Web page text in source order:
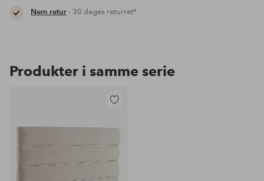
Nem retur- 30 dages returret*
Produkter i samme serie
favoritter